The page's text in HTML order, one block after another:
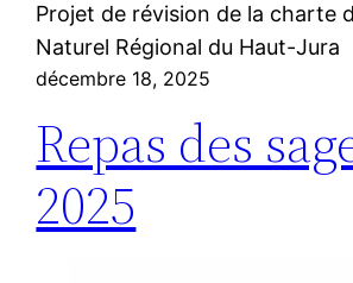
Projet de révision de la charte
Naturel Régional du Haut-Jura
décembre 18, 2025
Repas des
2025